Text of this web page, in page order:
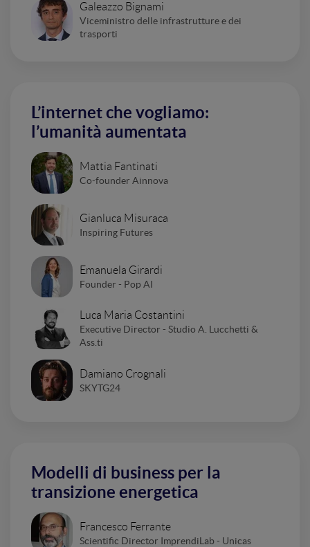
Galeazzo Bignami
Viceministro delle infrastrutture e dei
trasporti
L’internet che vogliamo:
l’umanità aumentata
Mattia Fantinati
Co-founder Ainnova
Gianluca Misuraca
Inspiring Futures
Emanuela Girardi
Founder - Pop AI
Luca Maria Costantini
Executive Director - Studio A. Lucchetti &
Ass.ti
Damiano Crognali
SKYTG24
Modelli di business per la
transizione energetica
Francesco Ferrante
Scientific Director ImprendiLab - Unicas